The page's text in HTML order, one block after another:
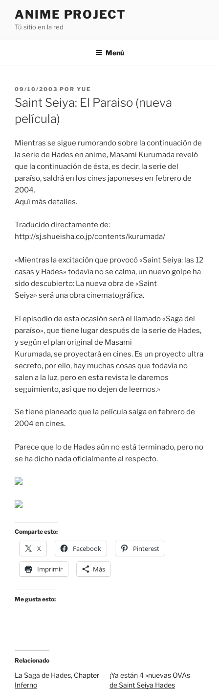
contenido
ANIME PROJECT
Tú sitio en la red
Menú
PUBLICADO
EL
09/10/2003 POR YUE
Saint Seiya: El Paraiso (nueva
película)
Mientras se sigue rumorando sobre la continuación de
la serie de Hades en anime, Masami Kurumada reveló
que la continuación de ésta, es decir, la serie del
paraíso, saldrá en los cines japoneses en febrero de
2004.
Aquí más detalles.
Traducido directamente de:
http://sj.shueisha.co.jp/contents/kurumada/
«Mientras la excitación que provocó «Saint Seiya: las 12
casas y Hades» todavía no se calma, un nuevo golpe ha
sido descubierto: La nueva obra de «Saint
Seiya» será una obra cinematográfica.
El episodio de esta ocasión será el llamado «Saga del
paraíso», que tiene lugar después de la serie de Hades,
y según el plan original de Masami
Kurumada, se proyectará en cines. Es un proyecto ultra
secreto, por ello, hay muchas cosas que todavía no
salen a la luz, pero en esta revista le daremos
seguimiento, así que no dejen de leernos.»
Se tiene planeado que la película salga en febrero de
2004 en cines.
Parece que lo de Hades aún no está terminado, pero no
se ha dicho nada oficialmente al respecto.
Comparte esto:
X Facebook Pinterest
Imprimir Más
Me gusta esto:
Relacionado
La Saga de Hades, Chapter
Inferno
¡Ya están 4 »nuevas OVAs
de Saint Seiya Hades